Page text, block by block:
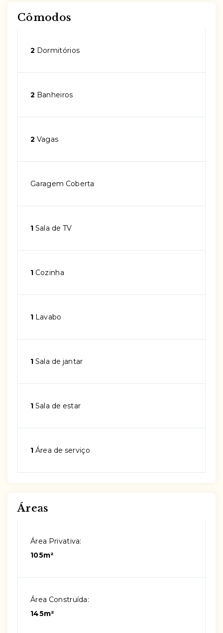
Cômodos
2 Dormitórios
2 Banheiros
2 Vagas
Garagem Coberta
1 Sala de TV
1 Cozinha
1 Lavabo
1 Sala de jantar
1 Sala de estar
1 Área de serviço
Áreas
Área Privativa:
105m²
Área Construída:
145m²